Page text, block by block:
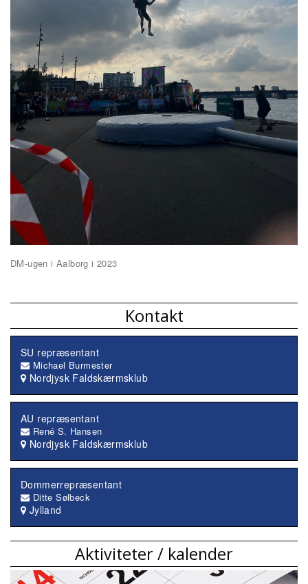
DM-ugen i Aalborg i 2023
Kontakt
SU repræsentant
Michael Burmester
Nordjysk Faldskærmsklub
AU repræsentant
René S. Hansen
Nordjysk Faldskærmsklub
Dommerrepræsentant
Ditte Sølbeck
Jylland
Aktiviteter / kalender